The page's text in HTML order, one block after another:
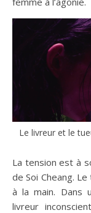
Le livreur et le
La tension est à
de Soi Cheang.
à la main. Dans
livreur